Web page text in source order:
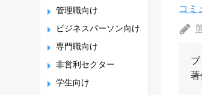
管理職向け
ビジネスパーソン向け
専門職向け
非営利セクター
学生向け
コミ
ブ
著